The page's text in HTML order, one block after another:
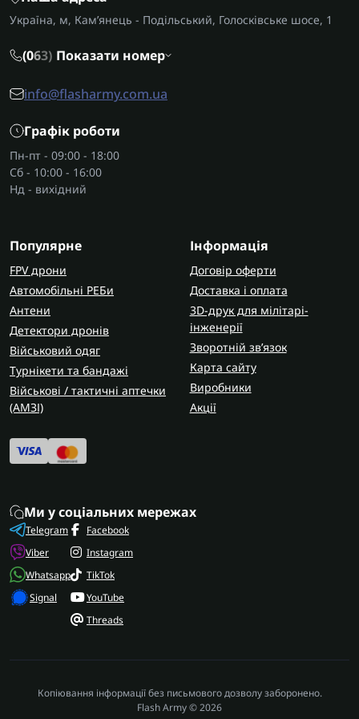
швидкий спосіб контролювати повітряний
небажані безпілотники без складної техніки.
шуму, роблячи вашу оборону більш ефективною.
Бренд: Сіткомети Daminer
Сіткомети Пташка
Сумиспецпоставка
розкриття 2-3 м
Сіткомети з дистанцією
розкриття 4-5 м
Сіткомети з дистанцією
розкриття 6+ м
Розмір сітки:Сіткомети з сіткою 3×3 мСіткомети з
сіткою 3.5×3.5 м
Сумісність:Сіткомети для AutelСіткомети для DJI
Matrice 30Сіткомети для FPV-дронівСіткомети
для LuckyStrikeСіткомети для Matrice
для MavicСіткомети для Mavic 2Сіткомети для
Mavic 3
Сіткомети для гексакоптера
Комплектація:
Кількість пострілів:Одноразові сіткомети
Багаторазові сіткомети
Тип:
Піхотні сіткомети
Україна, м, Кам’янець - Подільський, Голосківське шосе, 1
(063) Показати номер
info@flasharmy.com.ua
Графік роботи
Пн-пт - 09:00 - 18:00
Сб - 10:00 - 16:00
Нд - вихідний
Популярне
FPV дрони
Автомобільні РЕБи
Антени
Детектори дронів
Військовий одяг
Турнікети та бандажі
Військові / тактичні аптечки
(AMЗІ)
Інформація
Договір оферти
Доставка і оплата
3D-друк для мілітарі-
інженерії
Зворотній зв’язок
Карта сайту
Виробники
Акції
Ми у соціальних мережах
Telegram
Viber
Whatsapp
Signal
Facebook
Instagram
TikTok
YouTube
Threads
Копіювання інформації без письмового дозволу заборонено.
Flash Army © 2026